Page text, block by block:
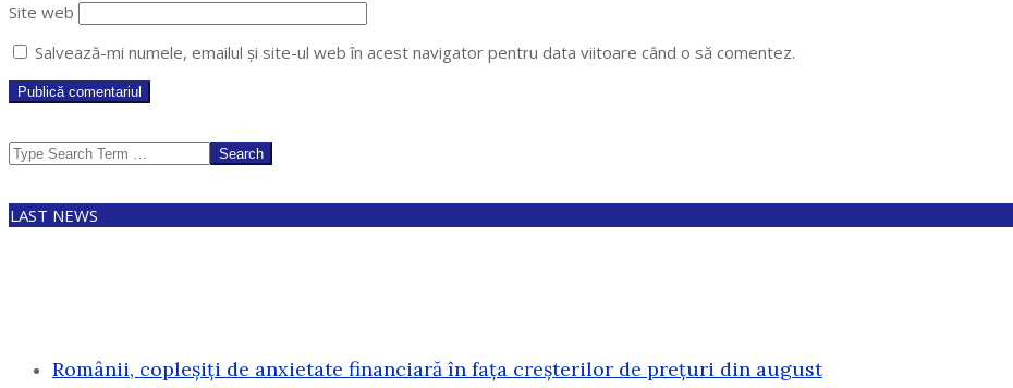
Site web
Salvează-mi numele, emailul și site-ul web în acest navigator pentru data viitoare când o să comentez.
Search
LAST NEWS
Românii, copleșiți de anxietate financiară în fața creșterilor de prețuri din august